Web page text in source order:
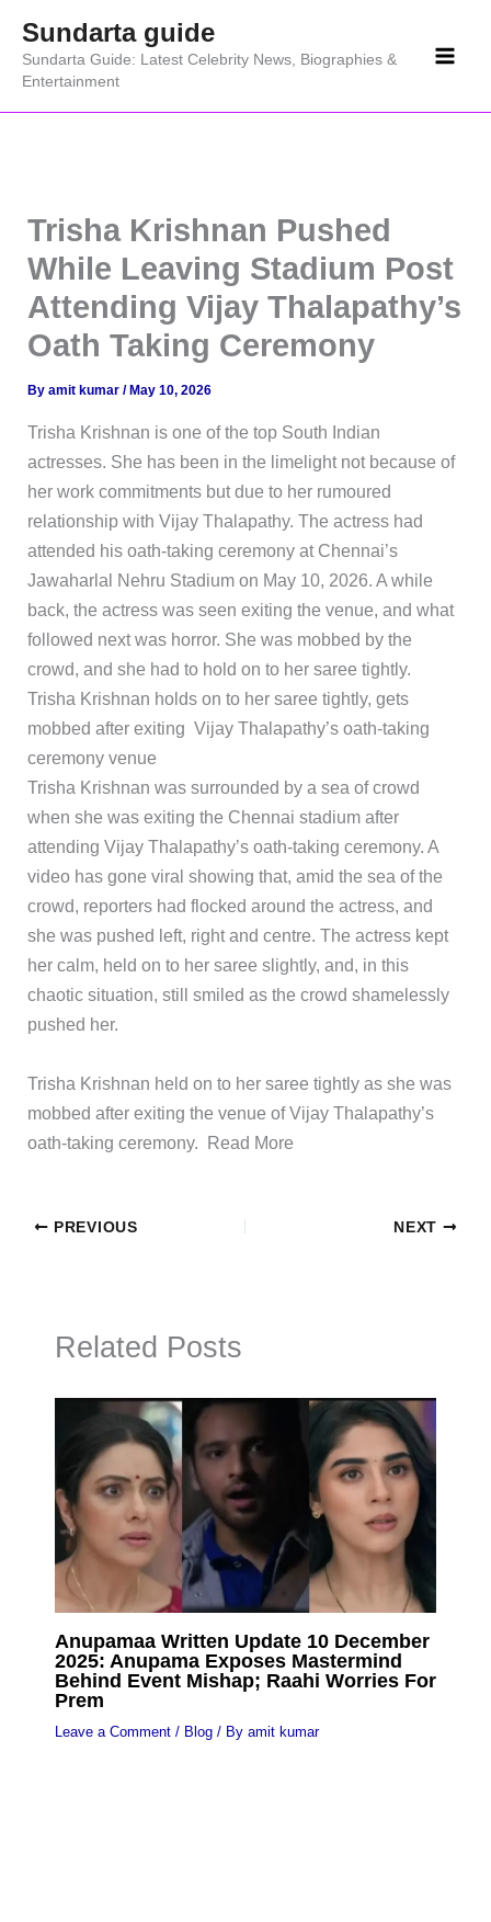
content
Sundarta guide
Sundarta Guide: Latest Celebrity News, Biographies &
Entertainment
Trisha Krishnan Pushed
While Leaving Stadium Post
Attending Vijay Thalapathy’s
Oath Taking Ceremony
Byamit kumar/ May 10, 2026
Trisha Krishnan is one of the top South Indian
actresses. She has been in the limelight not because of
her work commitments but due to her rumoured
relationship with Vijay Thalapathy. The actress had
attended his oath-taking ceremony at Chennai’s
Jawaharlal Nehru Stadium on May 10, 2026. A while
back, the actress was seen exiting the venue, and what
followed next was horror. She was mobbed by the
crowd, and she had to hold on to her saree tightly.
Trisha Krishnan holds on to her saree tightly, gets
mobbed after exiting Vijay Thalapathy’s oath-taking
ceremony venue
Trisha Krishnan was surrounded by a sea of crowd
when she was exiting the Chennai stadium after
attending Vijay Thalapathy’s oath-taking ceremony. A
video has gone viral showing that, amid the sea of the
crowd, reporters had flocked around the actress, and
she was pushed left, right and centre. The actress kept
her calm, held on to her saree slightly, and, in this
chaotic situation, still smiled as the crowd shamelessly
pushed her.
​Trisha Krishnan held on to her saree tightly as she was
mobbed after exiting the venue of Vijay Thalapathy’s
oath-taking ceremony. ​Read More
PREVIOUS NEXT
Related Posts
Anupamaa Written Update 10 December
2025: Anupama Exposes Mastermind
Behind Event Mishap; Raahi Worries For
Prem
Leave a Comment / Blog/ By amit kumar